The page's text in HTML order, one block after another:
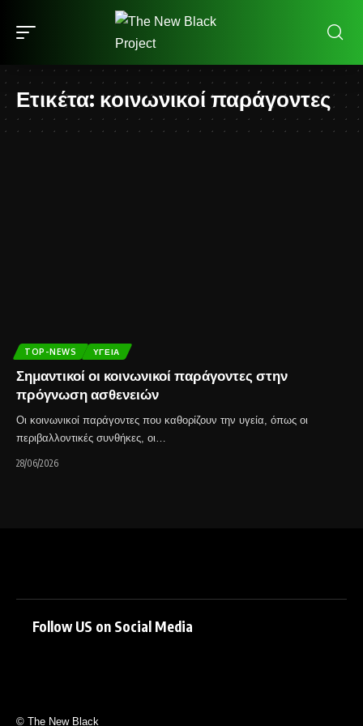
Ετικέτα: κοινωνικοί παράγοντες
TOP-NEWS ΥΓΕΊΑ
Σημαντικοί οι κοινωνικοί παράγοντες στην
πρόγνωση ασθενειών
Οι κοινωνικοί παράγοντες που καθορίζουν την υγεία, όπως οι
περιβαλλοντικές συνθήκες, οι…
28/06/2026
Follow US on Social Media
© The New Black